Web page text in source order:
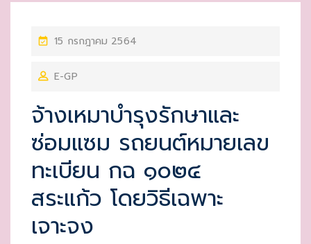
P
S
E
D
N
15 กรกฎาคม 2564
E-GP
จ้างเหมาบำรุงรักษาและ
ซ่อมแซม รถยนต์หมายเลข
ทะเบียน กฉ ๑๐๒๔
สระแก้ว โดยวิธีเฉพาะ
เจาะจง